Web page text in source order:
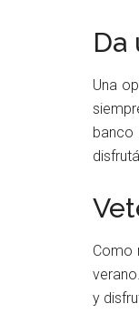
Da
Una
Como
y